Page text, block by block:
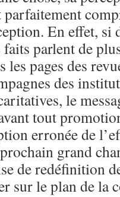
En effet, si
parlent de
les pages des
des
le
tout
erronée de
grand
de redéfinition
sur le plan de